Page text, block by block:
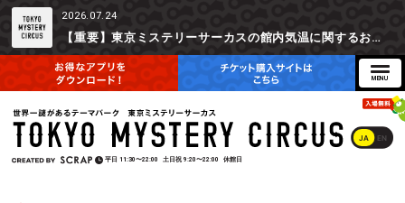
2026.07.24
【重要】東京ミステリーサーカスの館内気温に関するお詫びとご参加辞退時の返金対応について
JA EN
平日 11:30〜22:00 土日祝 9:20〜22:00 休館日